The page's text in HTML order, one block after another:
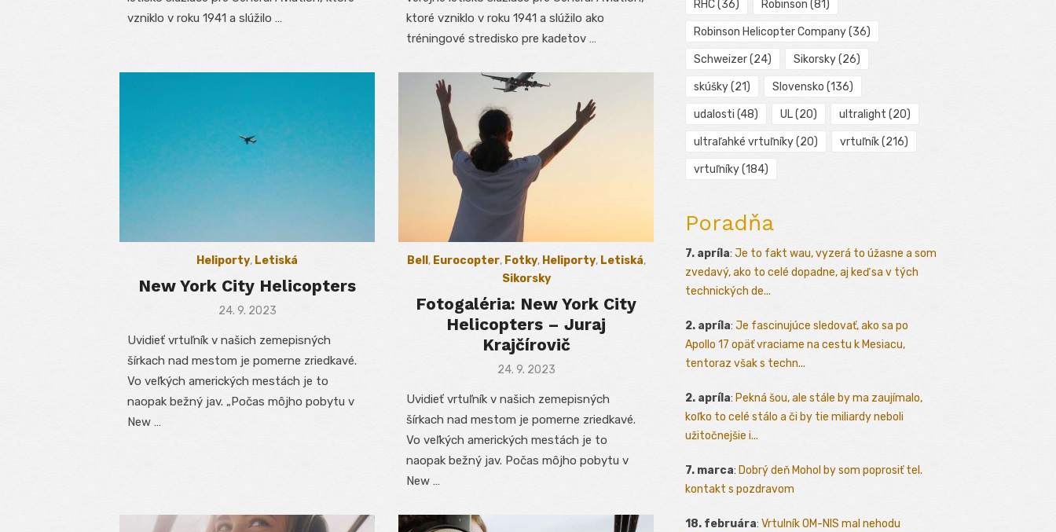
vzniklo v roku 1941 a slúžilo …
ktoré vzniklo v roku 1941 a slúžilo ako
tréningové stredisko pre kadetov …
Heliporty, Letiská
New York City Helicopters
Posted
24. 9. 2023
Uvidieť vrtuľník v našich zemepisných
šírkach nad mestom je pomerne zriedkavé.
Vo veľkých amerických mestách je to
naopak bežný jav. „Počas môjho pobytu v
New …
Bell , Eurocopter, Fotky, Heliporty, Letiská,
Sikorsky
Fotogaléria: New York City
Helicopters – Juraj
Krajčírovič
Posted
24. 9. 2023
Uvidieť vrtuľník v našich zemepisných
šírkach nad mestom je pomerne zriedkavé.
Vo veľkých amerických mestách je to
naopak bežný jav. Počas môjho pobytu v
New …
RHC(36) Robinson (81)
Robinson Helicopter Company(36)
Schweizer(24) Sikorsky(26)
skúšky(21) Slovensko (136)
udalosti (48) UL(20) ultralight (20)
ultraľahké vrtuľníky(20) vrtuľník(216)
vrtuľníky(184)
Poradňa
7. apríla: Je to fakt wau, vyzerá to úžasne a som
zvedavý, ako to celé dopadne, aj keď sa v tých
technických de...
2. apríla: Je fascinujúce sledovať, ako sa po
Apollo 17 opäť vraciame na cestu k Mesiacu,
tentoraz však s techn...
2. apríla: Pekná šou, ale stále by ma zaujímalo,
koľko to celé stálo a či by tie miliardy neboli
užitočnejšie i...
7. marca: Dobrý deň Mohol by som poprosiť tel.
kontakt s pozdravom
18. februára: Vrtulník OM-NIS mal nehodu